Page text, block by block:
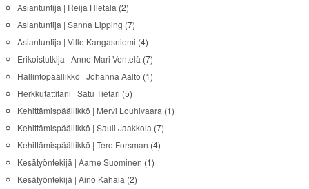
Asiantuntija | Reija Hietala (2)
Asiantuntija | Sanna Lipping (7)
Asiantuntija | Ville Kangasniemi (4)
Erikoistutkija | Anne-Mari Ventelä (7)
Hallintopäällikkö | Johanna Aalto (1)
Herkkutattifani | Satu Tietari (5)
Kehittämispäällikkö | Mervi Louhivaara (1)
Kehittämispäällikkö | Sauli Jaakkola (7)
Kehittämispäällikkö | Tero Forsman (4)
Kesätyöntekijä | Aarne Suominen (1)
Kesätyöntekijä | Aino Kahala (2)